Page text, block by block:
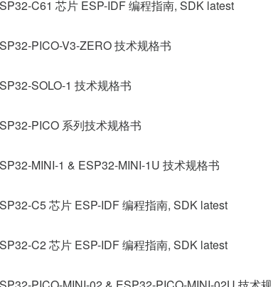
C61 芯片 ESP-IDF 编程指南, SDK latest
PICO-V3-ZERO 技术规格书
SOLO-1 技术规格书
PICO 系列技术规格书
MINI-1 & ESP32-MINI-1U 技术规格书
C5 芯片 ESP-IDF 编程指南, SDK latest
C2 芯片 ESP-IDF 编程指南, SDK latest